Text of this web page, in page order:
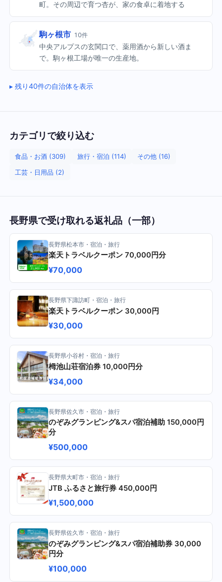
町。その周辺で育つ杏が、家の食卓に着地する
駒ヶ根市 10件
中央アルプスの玄関口で、薬用酒から新しい酒ま
で。駒ヶ根工場が唯一の生産地。
残り40件の自治体を表示
カテゴリで絞り込む
食品・お酒 (309) 旅行・宿泊 (114)
その他 (16)
工芸・日用品 (2)
長野県で受け取れる返礼品（一部）
長野県松本市・宿泊・旅行
楽天トラベルクーポン 70,000円分
¥70,000
長野県下諏訪町・宿泊・旅行
楽天トラベルクーポン 30,000円
¥30,000
長野県小谷村・宿泊・旅行
栂池山荘宿泊券 10,000円分
¥34,000
長野県佐久市・宿泊・旅行
のぞみグランピング&スパ宿泊補助 150,000円
分
¥500,000
長野県大町市・宿泊・旅行
JTB ふるさと旅行券 450,000円
¥1,500,000
長野県佐久市・宿泊・旅行
のぞみグランピング&スパ宿泊補助券 30,000
円分
¥100,000